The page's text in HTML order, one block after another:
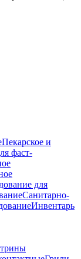
Пекарское и
фаст-
для
Санитарно-
Инвентарь